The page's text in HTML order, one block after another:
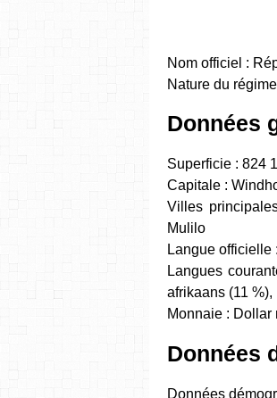
Nom officiel :
Nature du
Données
Superficie : 824
Capitale :
Villes
Mulilo
Langue officielle
Langues
afrikaans (11
Monnaie : Dollar
Données
Données